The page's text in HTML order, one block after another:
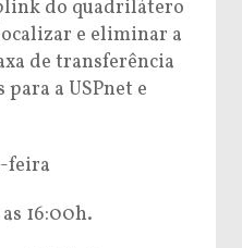
do quadrilátero
e eliminar a
de transferência
a USPnet e
feira
16:00h.